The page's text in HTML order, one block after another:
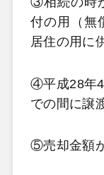
付の用（無
居住の用に
④平成28年4
での間に譲
⑤売却金額